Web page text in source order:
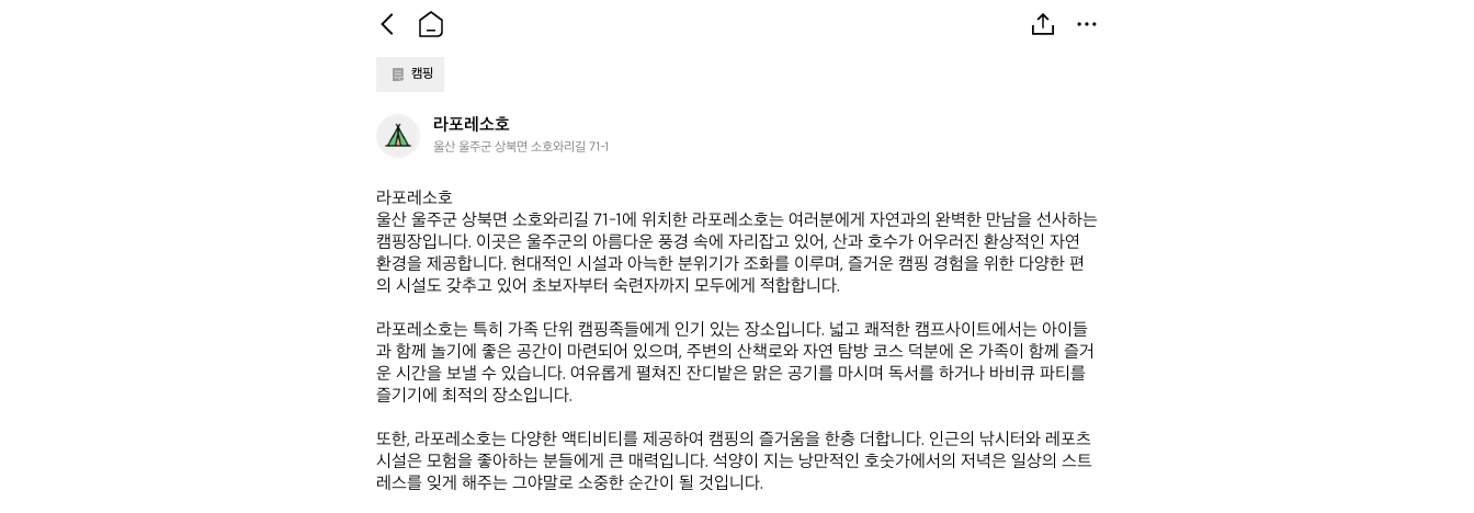
캠핑
포
소
호
라포레소호
울산 울주군 상북면 소호와리길 71-1
라포레소호
울산 울주군 상북면 소호와리길 71-1에 위치한 라포레소호는 여러분에게 자연과의 완벽한 만남을 선사하는
캠핑장입니다. 이곳은 울주군의 아름다운 풍경 속에 자리잡고 있어, 산과 호수가 어우러진 환상적인 자연
환경을 제공합니다. 현대적인 시설과 아늑한 분위기가 조화를 이루며, 즐거운 캠핑 경험을 위한 다양한 편
의 시설도 갖추고 있어 초보자부터 숙련자까지 모두에게 적합합니다.
라포레소호는 특히 가족 단위 캠핑족들에게 인기 있는 장소입니다. 넓고 쾌적한 캠프사이트에서는 아이들
과 함께 놀기에 좋은 공간이 마련되어 있으며, 주변의 산책로와 자연 탐방 코스 덕분에 온 가족이 함께 즐거
운 시간을 보낼 수 있습니다. 여유롭게 펼쳐진 잔디밭은 맑은 공기를 마시며 독서를 하거나 바비큐 파티를
즐기기에 최적의 장소입니다.
또한, 라포레소호는 다양한 액티비티를 제공하여 캠핑의 즐거움을 한층 더합니다. 인근의 낚시터와 레포츠
시설은 모험을 좋아하는 분들에게 큰 매력입니다. 석양이 지는 낭만적인 호숫가에서의 저녁은 일상의 스트
레스를 잊게 해주는 그야말로 소중한 순간이 될 것입니다.